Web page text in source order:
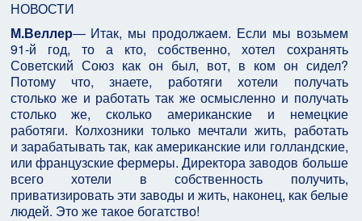
НОВОСТИ
М.Веллер― Итак, мы продолжаем. Если мы возьмем
91-й год, то а кто, собственно, хотел сохранять
Советский Союз как он был, вот, в ком он сидел?
Потому что, знаете, работяги хотели получать
столько же и работать так же осмысленно и получать
столько же, сколько американские и немецкие
работяги. Колхозники только мечтали жить, работать
и зарабатывать так, как американские или голландские,
или французские фермеры. Директора заводов больше
всего хотели в собственность получить,
приватизировать эти заводы и жить, наконец, как белые
людей. Это же такое богатство!